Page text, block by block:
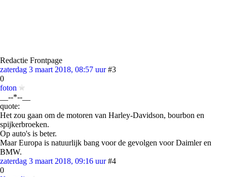
Redactie Frontpage
zaterdag 3 maart 2018, 08:57 uur #3
0
foton
__--*--__
quote:
Het zou gaan om de motoren van Harley-Davidson, bourbon en
spijkerbroeken.
Op auto's is beter.
Maar Europa is natuurlijk bang voor de gevolgen voor Daimler en
BMW.
zaterdag 3 maart 2018, 09:16 uur #4
0